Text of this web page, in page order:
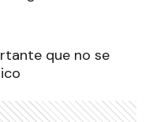
que no se